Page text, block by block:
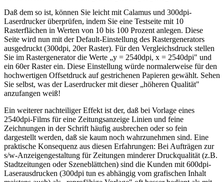
Daß dem so ist, können Sie leicht mit Calamus und 300dpi-
Laserdrucker überprüfen, indem Sie eine Testseite mit 10
Rasterflächen in Werten von 10 bis 100 Prozent anlegen. Diese
Seite wird nun mit der Default-Einstellung des Rastergenerators
ausgedruckt (300dpi, 20er Raster). Für den Vergleichsdruck stellen
Sie im Rastergenerator die Werte „y = 2540dpi, x = 2540dpi" und
ein 60er Raster ein. Diese Einstellung würde normalerweise für den
hochwertigen Offsetdruck auf gestrichenen Papieren gewählt. Sehen
Sie selbst, was der Laserdrucker mit dieser „höheren Qualität"
anzufangen weiß!
Ein weiterer nachteiliger Effekt ist der, daß bei Vorlage eines
2540dpi-Films für eine Zeitungsanzeige Linien und feine
Zeichnungen in der Schrift häufig ausbrechen oder so fein
dargestellt werden, daß sie kaum noch wahrzunehmen sind. Eine
praktische Konsequenz aus diesen Erfahrungen: Bei Aufträgen zur
s/w-Anzeigengestaltung für Zeitungen minderer Druckqualität (z.B.
Stadtzeitungen oder Szeneblättchen) sind die Kunden mit 600dpi-
Laserausdrucken (300dpi tun es abhängig vom grafischen Inhalt